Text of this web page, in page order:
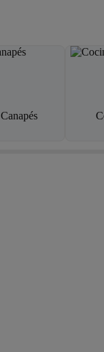
Canapés